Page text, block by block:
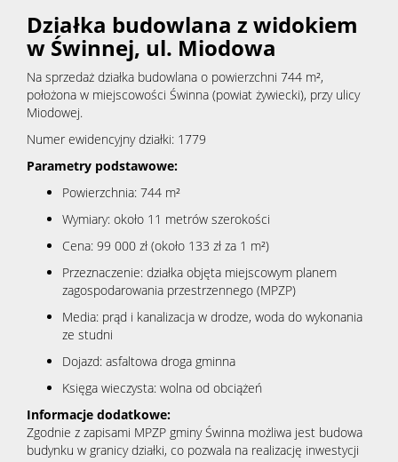
Działka budowlana z widokiem
w Świnnej, ul. Miodowa
Na sprzedaż działka budowlana o powierzchni 744 m²,
położona w miejscowości Świnna (powiat żywiecki), przy ulicy
Miodowej.
Numer ewidencyjny działki: 1779
Parametry podstawowe:
Powierzchnia: 744 m²
Wymiary: około 11 metrów szerokości
Cena: 99 000 zł (około 133 zł za 1 m²)
Przeznaczenie: działka objęta miejscowym planem
zagospodarowania przestrzennego (MPZP)
Media: prąd i kanalizacja w drodze, woda do wykonania
ze studni
Dojazd: asfaltowa droga gminna
Księga wieczysta: wolna od obciążeń
Informacje dodatkowe:
Zgodnie z zapisami MPZP gminy Świnna możliwa jest budowa
budynku w granicy działki, co pozwala na realizację inwestycji